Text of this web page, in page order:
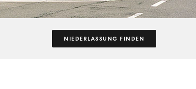
NIEDERLASSUNG FINDEN